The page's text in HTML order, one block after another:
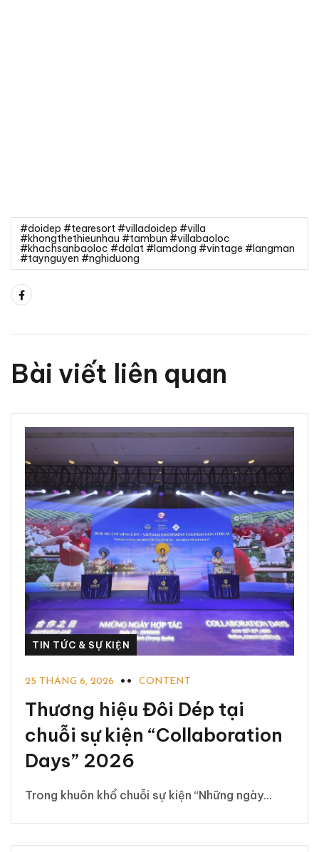
#doidep #tearesort #villadoidep #villa
#khongthethieunhau #tambun #villabaoloc
#khachsanbaoloc #dalat #lamdong #vintage #langman
#taynguyen #nghiduong
Bài viết liên quan
TIN TỨC & SỰ KIỆN
25 THÁNG 6, 2026 CONTENT
Thương hiệu Đôi Dép tại
chuỗi sự kiện “Collaboration
Days” 2026
Trong khuôn khổ chuỗi sự kiện “Những ngày...